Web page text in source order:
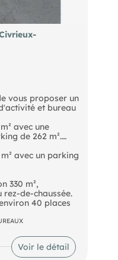
vous proposer un
et bureau
avec une
de 262 m².
avec un parking
330 m²,
de-chaussée.
40 places
Voir le détail